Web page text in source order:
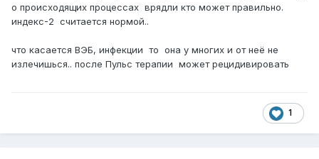
о происходящих процессах врядли кто может правильно.
индекс-2 считается нормой..
что касается ВЭБ, инфекции то она у многих и от неё не
излечишься.. после Пульс терапии может рецидивировать
1